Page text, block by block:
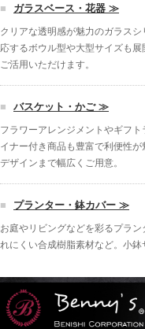
■ ガラスベース・花器 ≫
クリアな透明感が魅力のガラス
応するボウル型や大型サイズも
ご活用いただけます。
■ バスケット・かご ≫
フラワーアレンジメントやギフ
イナー付き商品も豊富で利便性
デザインまで幅広くご用意。
■ プランター・鉢カバー ≫
お庭やリビングなどを彩るプラ
れにくい合成樹脂素材など。小鉢